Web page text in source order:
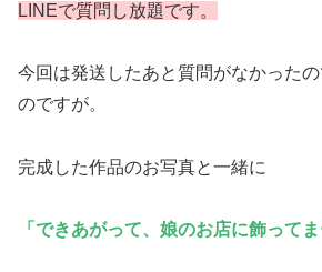
LINEで質問し放題です。
今回は発送したあと質問がなかった
のですが。
完成した作品のお写真と一緒に
「できあがって、娘のお店に飾ってま